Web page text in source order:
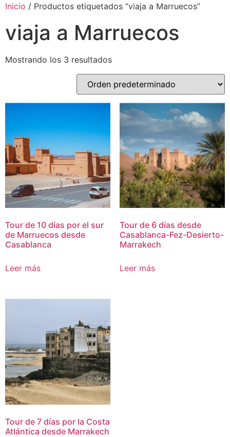
Inicio / Productos etiquetados “viaja a Marruecos”
viaja a Marruecos
Mostrando los 3 resultados
Tour de 10 días por el sur
de Marruecos desde
Casablanca
Leer más
Tour de 6 días desde
Casablanca-Fez-Desierto-
Marrakech
Leer más
Tour de 7 días por la Costa
Atlántica desde Marrakech